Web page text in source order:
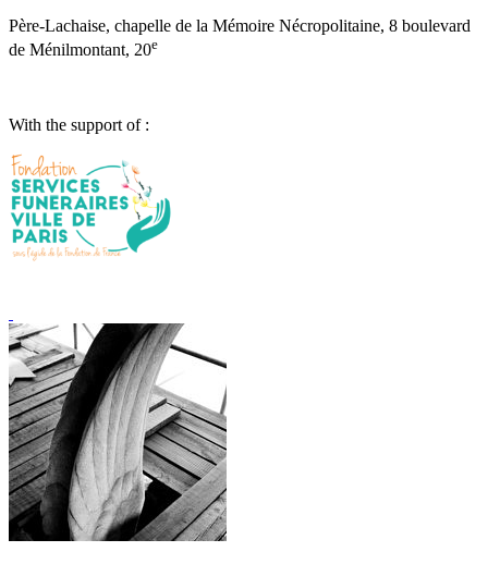
Père-Lachaise, chapelle de la Mémoire Nécropolitaine, 8 boulevard
de Ménilmontant, 20e
With the support of :